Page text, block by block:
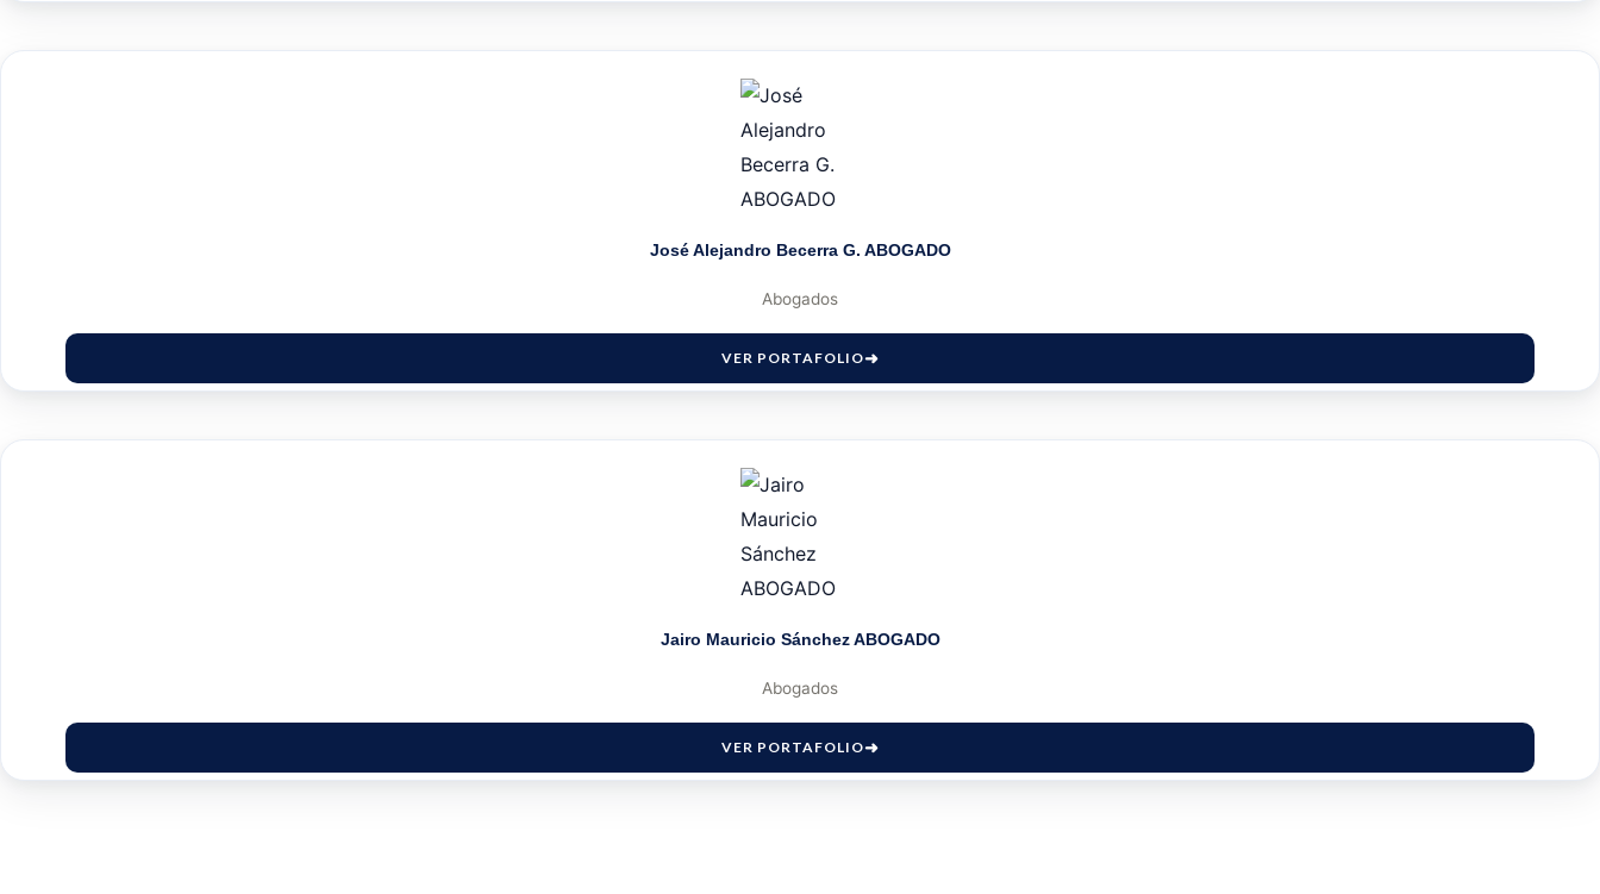
José Alejandro Becerra G. ABOGADO
Abogados
VER PORTAFOLIO
Jairo Mauricio Sánchez ABOGADO
Abogados
VER PORTAFOLIO